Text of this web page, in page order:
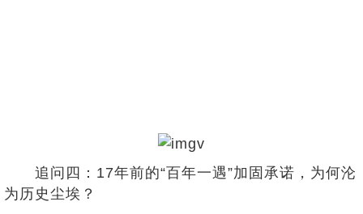
追问四：17年前的“百年一遇”加固承诺，为何沦
为历史尘埃？